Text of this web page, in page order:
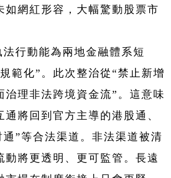
如網紅形容，大幅驚動股票市
行動能為兩地金融體系短
範化”。此次整治從“禁止新增
治理非法跨境資金流”。這意味
將回到官方主導的港股通、
”等合法渠道。非法渠道被清
動將更透明、更可監管。長遠